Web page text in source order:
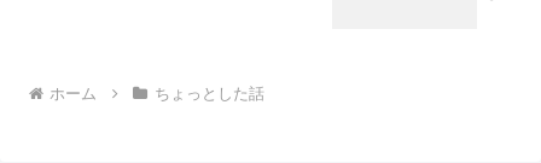
ホーム ちょっとした話